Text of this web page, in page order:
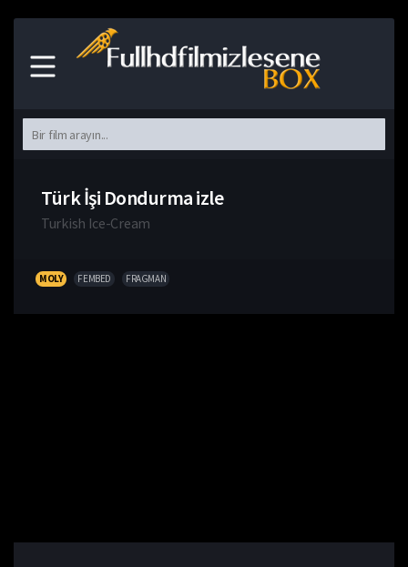
Türk İşi Dondurma izle
Turkish Ice-Cream
MOLY FEMBED FRAGMAN